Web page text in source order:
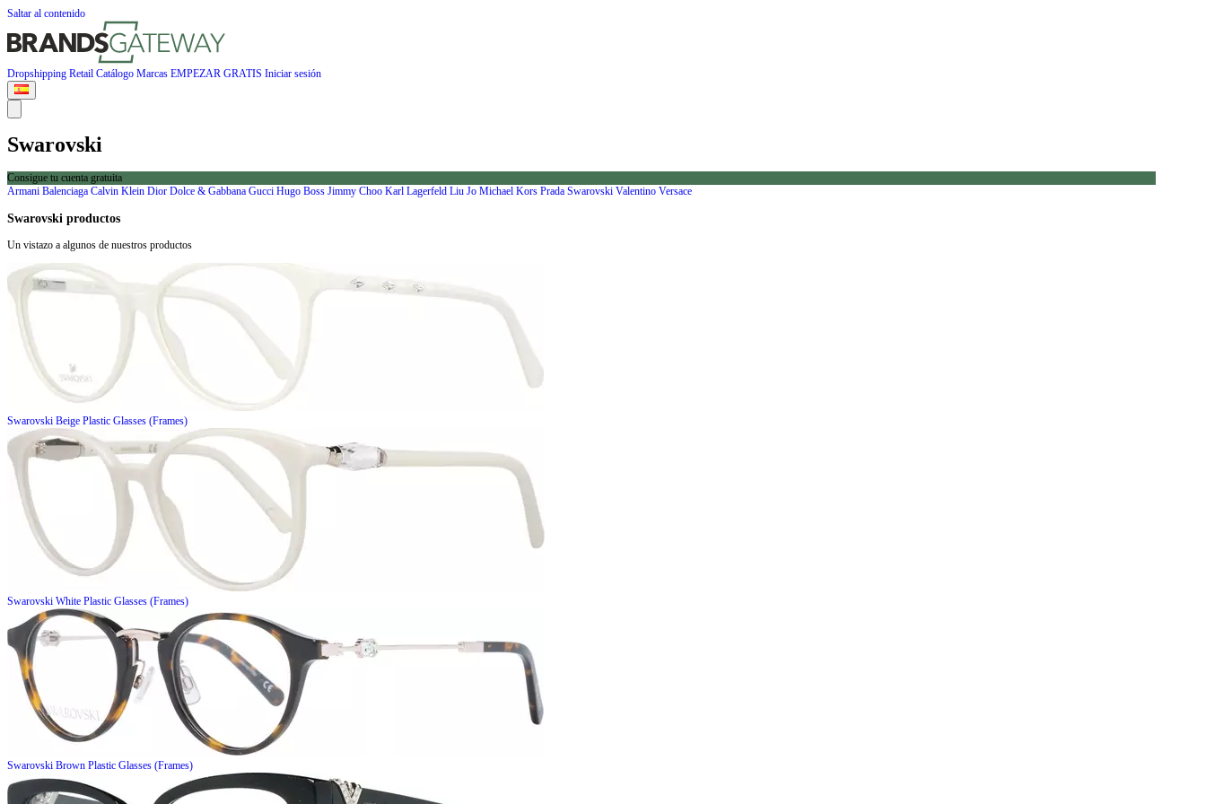
Saltar al contenido
Dropshipping Retail Catálogo Marcas EMPEZAR GRATIS Iniciar sesión
Swarovski
Consigue tu cuenta gratuita
Armani Balenciaga Calvin Klein Dior Dolce & Gabbana Gucci Hugo Boss Jimmy Choo Karl Lagerfeld Liu Jo Michael Kors Prada Swarovski Valentino Versace
Swarovski productos
Un vistazo a algunos de nuestros productos
Swarovski Beige Plastic Glasses (Frames)
Swarovski White Plastic Glasses (Frames)
Swarovski Brown Plastic Glasses (Frames)